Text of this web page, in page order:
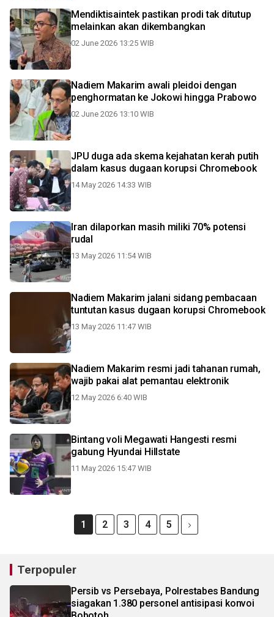
Mendiktisaintek pastikan prodi tak ditutup
melainkan akan dikembangkan
02 June 2026 13:25 WIB
Nadiem Makarim awali pleidoi dengan
penghormatan ke Jokowi hingga Prabowo
02 June 2026 13:10 WIB
JPU duga ada skema kejahatan kerah putih
dalam kasus dugaan korupsi Chromebook
14 May 2026 14:33 WIB
Iran dilaporkan masih miliki 70% potensi
rudal
13 May 2026 11:54 WIB
Nadiem Makarim jalani sidang pembacaan
tuntutan kasus dugaan korupsi Chromebook
13 May 2026 11:47 WIB
Nadiem Makarim resmi jadi tahanan rumah,
wajib pakai alat pemantau elektronik
12 May 2026 6:40 WIB
Bintang voli Megawati Hangesti resmi
gabung Hyundai Hillstate
11 May 2026 15:47 WIB
1 2 3 4 5
Terpopuler
Persib vs Persebaya, Polrestabes Bandung
siagakan 1.380 personel antisipasi konvoi